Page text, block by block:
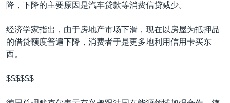
降，下降的主要原因是汽车贷款等消费信贷减少。
经济学家指出，由于房地产市场下滑，现在以房屋为抵押品
的借贷额度普遍下降，消费者于是更多地利用信用卡买东
西。
$$$$$$